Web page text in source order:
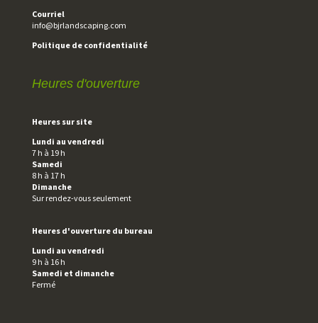
Courriel
info@bjrlandscaping.com
Politique de confidentialité
Heures d'ouverture
Heures sur site
Lundi au vendredi
7 h à 19 h
Samedi
8 h à 17 h
Dimanche
Sur rendez-vous seulement
Heures d'ouverture du bureau
Lundi au vendredi
9 h à 16 h
Samedi et dimanche
Fermé